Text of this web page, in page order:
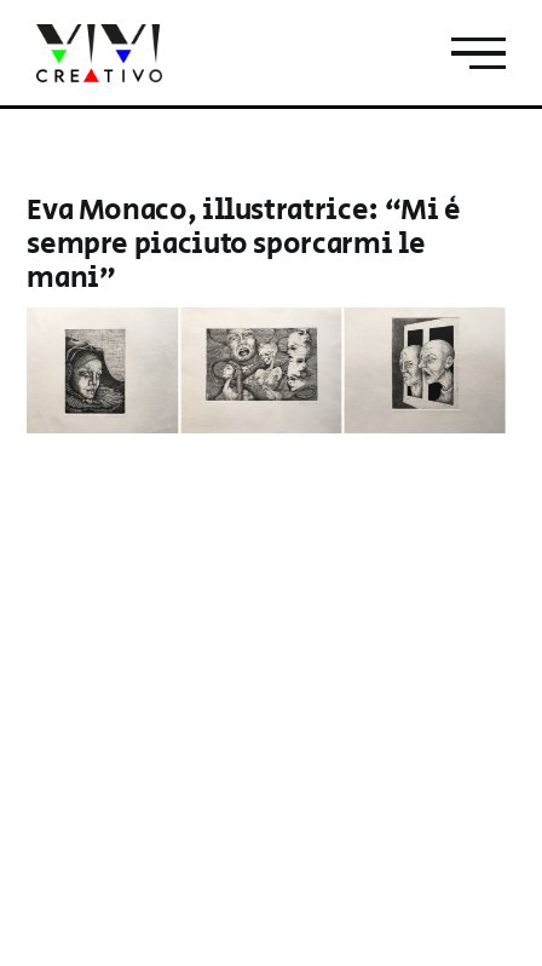
contenuto
Eva Monaco, illustratrice: “Mi è
sempre piaciuto sporcarmi le
mani”